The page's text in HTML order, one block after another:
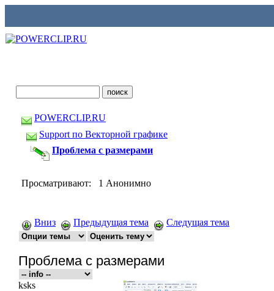
POWERCLIP.RU
Support по Векторной графике
Проблема с размерами
Просматривают: 1 Анонимно
Вниз Предыдущая тема Следущая тема
Проблема с размерами
ksks